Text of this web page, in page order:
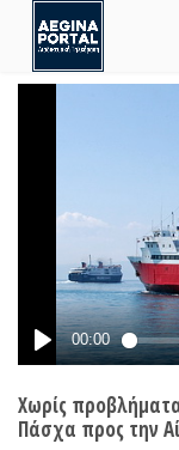
Χωρίς
Πάσχα προς την